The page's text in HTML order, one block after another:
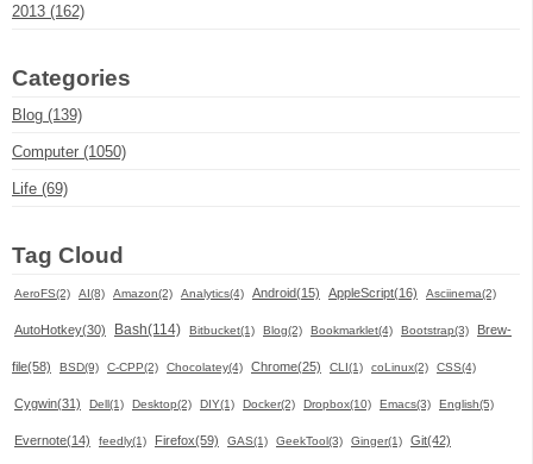
2013 (162)
Categories
Blog (139)
Computer (1050)
Life (69)
Tag Cloud
AeroFS(2) AI(8) Amazon(2) Analytics(4) Android(15) AppleScript(16) Asciinema(2)
AutoHotkey(30) Bash(114) Bitbucket(1) Blog(2) Bookmarklet(4) Bootstrap(3) Brew-
file(58) BSD(9) C-CPP(2) Chocolatey(4) Chrome(25) CLI(1) coLinux(2) CSS(4)
Cygwin(31) Dell(1) Desktop(2) DIY(1) Docker(2) Dropbox(10) Emacs(3) English(5)
Evernote(14) feedly(1) Firefox(59) GAS(1) GeekTool(3) Ginger(1) Git(42)